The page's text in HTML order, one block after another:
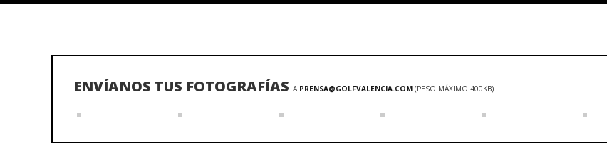
ENVÍANOS TUS FOTOGRAFÍAS A PRENSA@GOLFVALENCIA.COM (PESO MÁXIMO 400KB)